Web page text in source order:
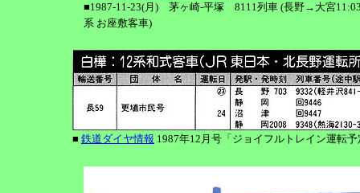
■1987-11-23(月) 茅ヶ崎-平塚 8111列車 (長野→大宮
系 お座敷客車)
■ 鉄道ダイヤ情報 1987年12月号「ジョイフルトレイン運転